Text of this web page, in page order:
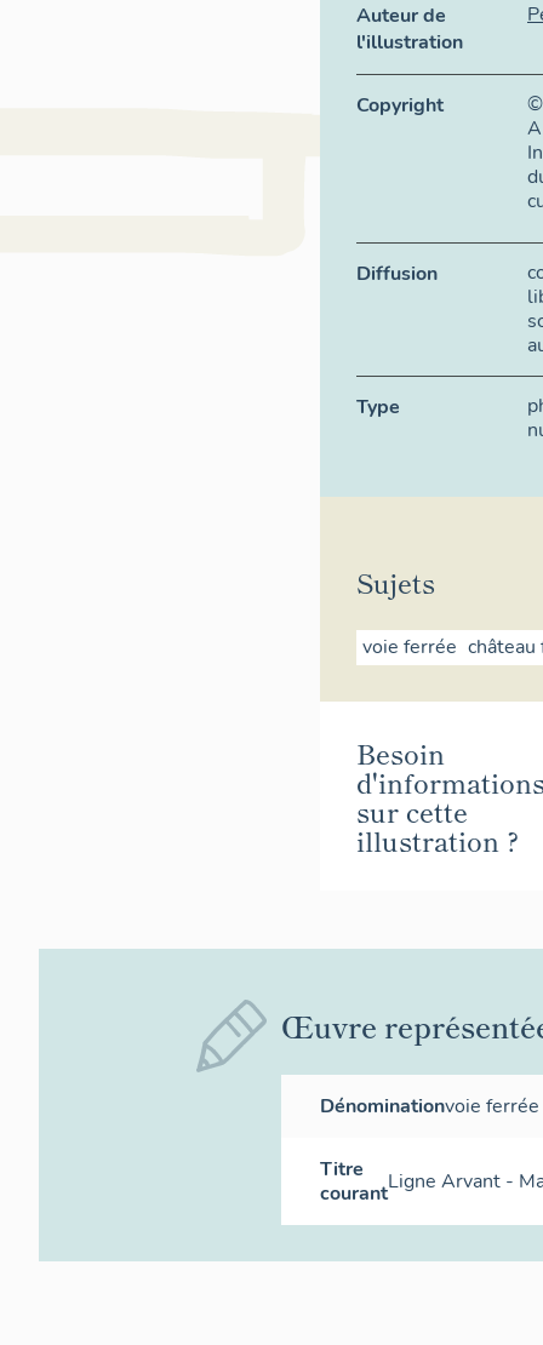
Auteur de
l'illustration
Copyright
Diffusion
Type
Sujets
voie ferrée
Besoin
sur cette
illustration ?
Œuvre
Dénominationvoie ferrée
Titre
courantLigne Arvant -